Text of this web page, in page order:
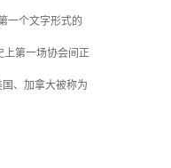
一个文字形式的
上第一场协会间正
、加拿大被称为